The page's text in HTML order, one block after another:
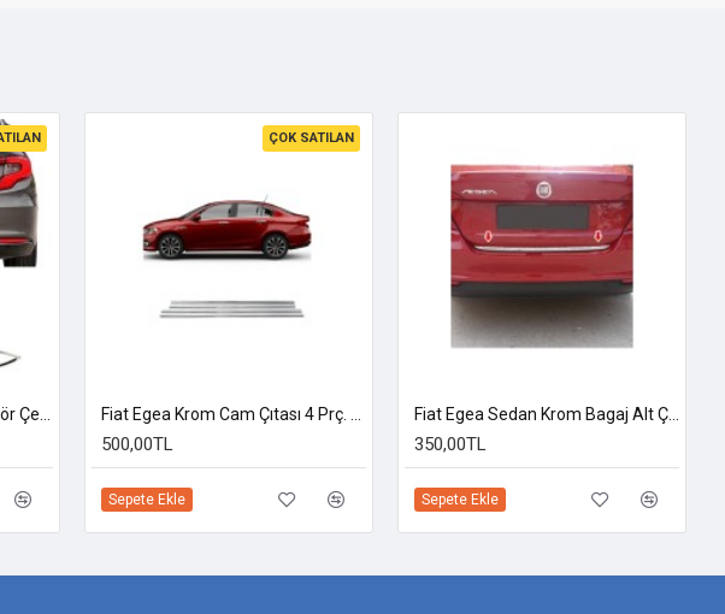
ÇOK SATILAN
500,00TL
Sepete Ekle
350,00TL
Sepete Ekle